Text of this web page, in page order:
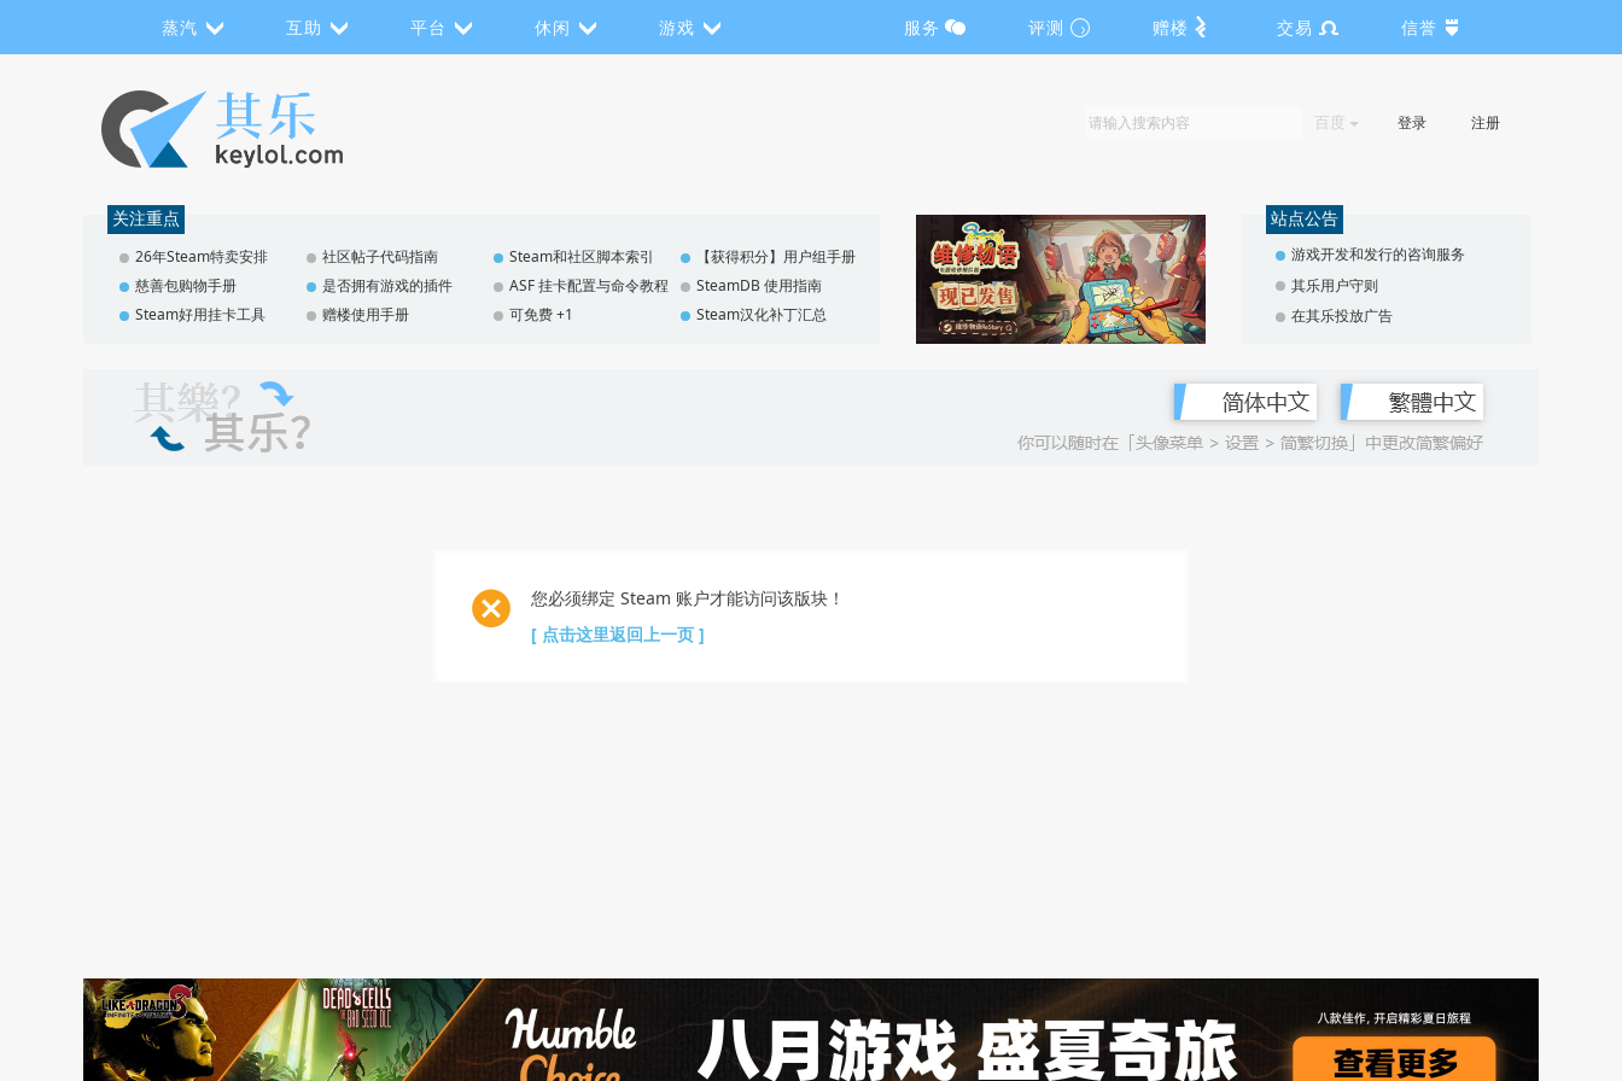
蒸汽 互助 平台 休闲 游戏 服务 评测 赠楼 交易 信誉
百度 登录 注册
关注重点
26年Steam特卖安排 社区帖子代码指南 Steam和社区脚本索引
【获得积分】用户组手册
慈善包购物手册
是否拥有游戏的插件 ASF 挂卡配置与命令教程
SteamDB 使用指南
Steam好用挂卡工具
赠楼使用手册 可免费 +1 Steam汉化补丁汇总
站点公告
游戏开发和发行的咨询服务
其乐用户守则
在其乐投放广告
您必须绑定 Steam 账户才能访问该版块！
[ 点击这里返回上一页 ]